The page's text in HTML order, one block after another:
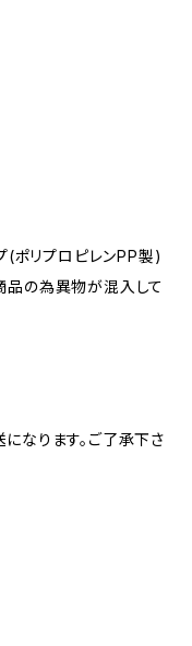
(ポリプロピレンPP製)
の為異物が混入して
なります。ご了承下さ